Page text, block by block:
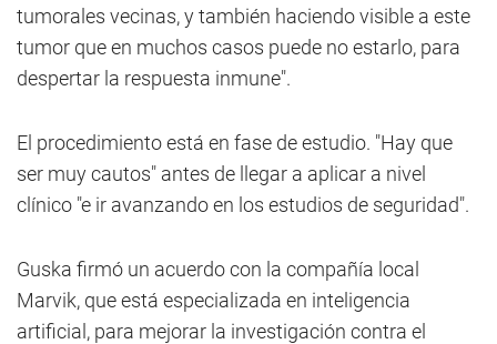
tumorales vecinas, y también haciendo visible a este
tumor que en muchos casos puede no estarlo, para
despertar la respuesta inmune".
El procedimiento está en fase de estudio. "Hay que
ser muy cautos" antes de llegar a aplicar a nivel
clínico "e ir avanzando en los estudios de seguridad".
Guska firmó un acuerdo con la compañía local
Marvik, que está especializada en inteligencia
artificial, para mejorar la investigación contra el